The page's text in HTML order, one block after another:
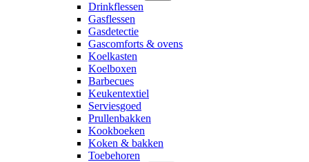
Drinkflessen
Gasflessen
Gasdetectie
Gascomforts & ovens
Koelkasten
Koelboxen
Barbecues
Keukentextiel
Serviesgoed
Prullenbakken
Kookboeken
Koken & bakken
Toebehoren